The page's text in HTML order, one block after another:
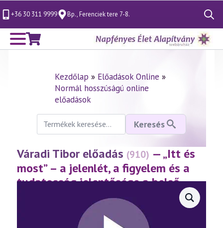
+36 30 311 9999 Bp., Ferenciek tere 7-8.
Search
for:
Kezdőlap » Előadások Online »
Normál hosszúságú online
előadások
Keresés
következőre:
Keresés
Váradi Tibor előadás (910) — „Itt és
most” – a jelenlét, a figyelem és a
tudatosság jelentősége a belső
(2021.08.13.)